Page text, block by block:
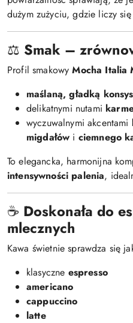
dużym zużyciu, gdzie liczy się
⚖️ Smak –
Profil smakowyMocha Italia
maślaną, gładką
delikatnymi nutami
wyczuwalnymi akcentami
migdałów i ciemnego
To elegancka, harmonijna
intensywności palenia,
☕ Doskonała do
mlecznych
Kawa świetnie sprawdza się
klasyczne espresso
americano
cappuccino
latte